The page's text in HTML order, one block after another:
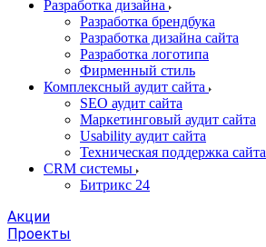
Разработка дизайна
Разработка брендбука
Разработка дизайна сайта
Разработка логотипа
Фирменный стиль
Комплексный аудит сайта
SEO аудит сайта
Маркетинговый аудит сайта
Usability аудит сайта
Техническая поддержка сайта
CRM системы
Битрикс 24
Акции
Проекты